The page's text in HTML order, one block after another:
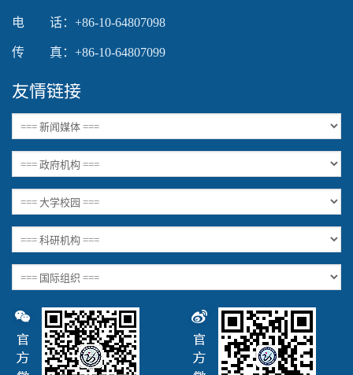
电 话：+86-10-64807098
传 真：+86-10-64807099
友情链接